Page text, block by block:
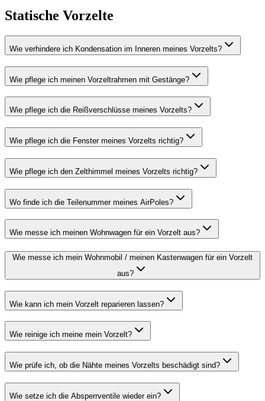
Statische Vorzelte
Wie verhindere ich Kondensation im Inneren meines Vorzelts?
Wie pflege ich meinen Vorzeltrahmen mit Gestänge?
Wie pflege ich die Reißverschlüsse meines Vorzelts?
Wie pflege ich die Fenster meines Vorzelts richtig?
Wie pflege ich den Zelthimmel meines Vorzelts richtig?
Wo finde ich die Teilenummer meines AirPoles?
Wie messe ich meinen Wohnwagen für ein Vorzelt aus?
Wie messe ich mein Wohnmobil / meinen Kastenwagen für ein Vorzelt
aus?
Wie kann ich mein Vorzelt reparieren lassen?
Wie reinige ich meine mein Vorzelt?
Wie prüfe ich, ob die Nähte meines Vorzelts beschädigt sind?
Wie setze ich die Absperrventile wieder ein?